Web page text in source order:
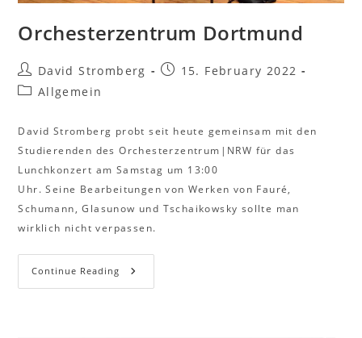
Orchesterzentrum Dortmund
David Stromberg
15. February 2022
Allgemein
David Stromberg probt seit heute gemeinsam mit den
Studierenden des Orchesterzentrum|NRW für das
Lunchkonzert am Samstag um 13:00
Uhr. Seine Bearbeitungen von Werken von Fauré,
Schumann, Glasunow und Tschaikowsky sollte man
wirklich nicht verpassen.
Continue Reading